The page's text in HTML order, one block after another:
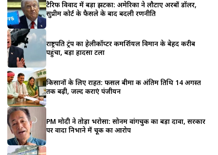
टैरिफ विवाद में बड़ा झटका: अमेरिका ने लौटाए अरबों डॉलर,
सुप्रीम कोर्ट के फैसले के बाद बदली रणनीति
राष्ट्रपति ट्रंप का हेलीकॉप्टर कमर्शियल विमान के बेहद करीब
पहुंचा, बड़ा हादसा टला
किसानों के लिए राहत: फसल बीमा की अंतिम तिथि 14 अगस्त
तक बढ़ी, जल्द कराएं पंजीयन
PM मोदी ने तोड़ा भरोसा: सोनम वांगचुक का बड़ा दावा, सरकार
पर वादा निभाने में चूक का आरोप